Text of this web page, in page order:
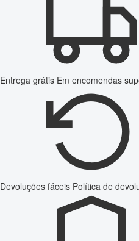
Entrega grátis Em encomendas
Devoluções fáceis Política de